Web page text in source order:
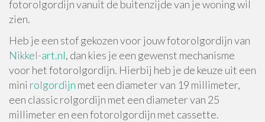
fotorolgordijn vanuit de buitenzijde van je woning wil
zien.
Heb je een stof gekozen voor jouw fotorolgordijn van
Nikkel-art.nl, dan kies je een gewenst mechanisme
voor het fotorolgordijn. Hierbij heb je de keuze uit een
mini rolgordijn met een diameter van 19 millimeter,
een classic rolgordijn met een diameter van 25
millimeter en een fotorolgordijn met cassette.